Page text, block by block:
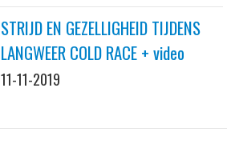
STRIJD EN GEZELLIGHEID TIJDENS
LANGWEER COLD RACE + video
11-11-2019